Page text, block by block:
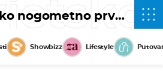
Svjetsko nogometno prvenstvo 2022
Showbizz Lifestyle